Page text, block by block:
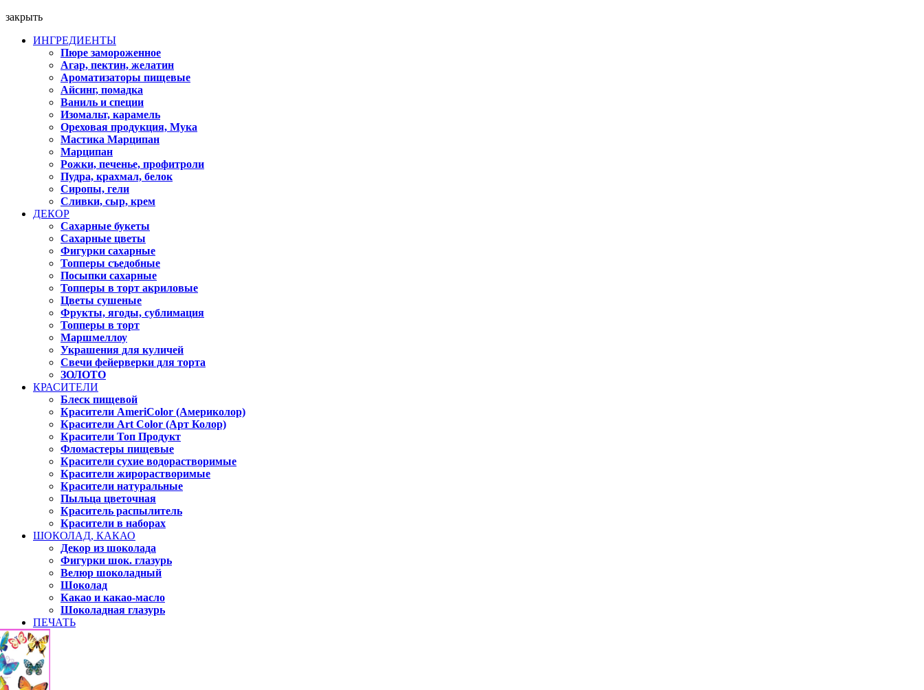
закрыть
ИНГРЕДИЕНТЫ
Пюре замороженное
Агар, пектин, желатин
Ароматизаторы пищевые
Айсинг, помадка
Ваниль и специи
Изомальт, карамель
Ореховая продукция, Мука
Мастика Марципан
Марципан
Рожки, печенье, профитроли
Пудра, крахмал, белок
Сиропы, гели
Сливки, сыр, крем
ДЕКОР
Сахарные букеты
Сахарные цветы
Фигурки сахарные
Топперы съедобные
Посыпки сахарные
Топперы в торт акриловые
Цветы сушеные
Фрукты, ягоды, сублимация
Топперы в торт
Маршмеллоу
Украшения для куличей
Свечи фейерверки для торта
ЗОЛОТО
КРАСИТЕЛИ
Блеск пищевой
Красители AmeriColor (Америколор)
Красители Art Color (Арт Колор)
Красители Топ Продукт
Фломастеры пищевые
Красители сухие водорастворимые
Красители жирорастворимые
Красители натуральные
Пыльца цветочная
Краситель распылитель
Красители в наборах
ШОКОЛАД, КАКАО
Декор из шоколада
Фигурки шок. глазурь
Велюр шоколадный
Шоколад
Какао и какао-масло
Шоколадная глазурь
ПЕЧАТЬ